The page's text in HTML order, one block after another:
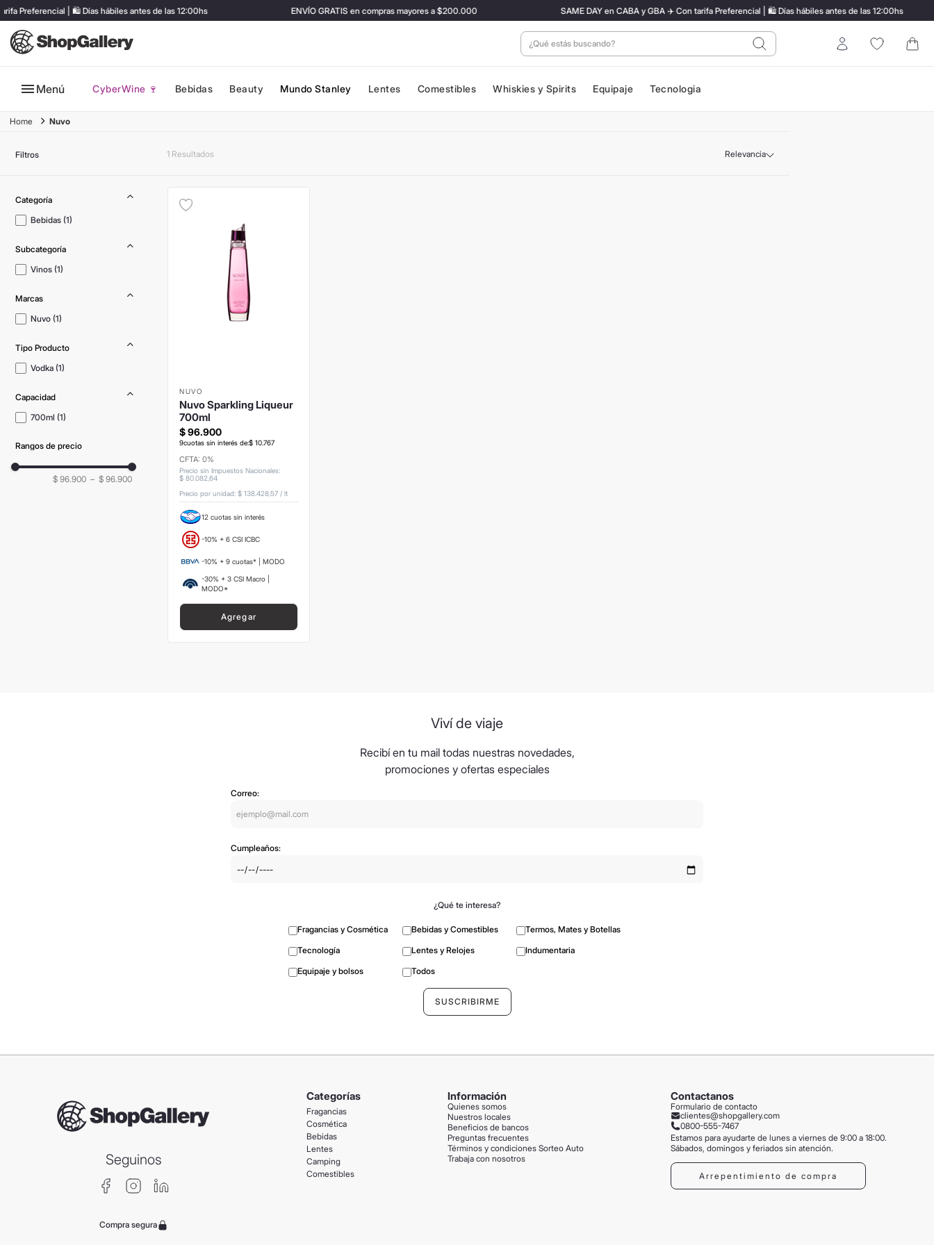
Preferencial | 🛍️ Días hábiles antes de las 12:00hs ENVÍO GRATIS en compras mayores a $200.000 SAME DAY en CABA y GBA ✈️ Con tarifa Preferencial | 🛍️ Días hábiles antes de las 12:00hs
¿Qué estás buscando? Entrar
Menú CyberWine 🍷 Bebidas Beauty Mundo Stanley Lentes Comestibles Whiskies y Spirits Equipaje Tecnologia
Nuvo
Filtros 1 Relevancia
Bebidas (1)
Vinos (1)
Marcas
Nuvo (1)
Tipo Producto
Vodka (1)
Capacidad
700ml (1)
Rangos de precio
$ 96.900 – $ 96.900
NUVO
Nuvo Sparkling Liqueur
700ml
$96.900
9cuotas sin interés de:$ 10.767
CFTA: 0%
Precio sin Impuestos Nacionales:
$ 80.082 64
Precio por unidad: $ 138.428,57/ lt
12 cuotas sin interés
-10% + 6 CSI ICBC
-10% + 9 cuotas* | MODO
-30% + 3 CSI Macro |
MODO*
Agregar
Viví de viaje
Recibí en tu mail todas nuestras novedades,
promociones y ofertas especiales
Correo:
Cumpleaños:
¿Qué te interesa?
Fragancias y Cosmética Bebidas y Comestibles
Termos, Mates y Botellas
Tecnología
Lentes y Relojes
Indumentaria
Equipaje y bolsos
Todos
Seguinos
Compra segura
Categorías
Fragancias
Cosmética
Bebidas
Lentes
Camping
Comestibles
Información
Quienes somos
Nuestros locales
Beneficios de bancos
Preguntas frecuentes
Términos y condiciones Sorteo Auto
Trabaja con nosotros
Contactanos
Formulario de contacto
clientes@shopgallery.com
0800-555-7467
Estamos para ayudarte de lunes a viernes de 9:00 a 18:00.
Sábados, domingos y feriados sin atención.
Arrepentimiento de compra